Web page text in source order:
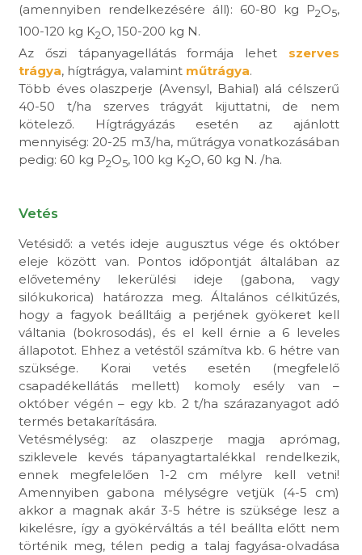
(amennyiben rendelkezésére áll): 60-80 kg P2O5,
100-120 kg K2O, 150-200 kg N.
Az őszi tápanyagellátás formája lehet szerves
trágya, hígtrágya, valamint műtrágya.
Több éves olaszperje (Avensyl, Bahial) alá célszerű
40-50 t/ha szerves trágyát kijuttatni, de nem
kötelező. Hígtrágyázás esetén az ajánlott
mennyiség: 20-25 m3/ha, műtrágya vonatkozásában
pedig: 60 kg P2O5, 100 kg K2O, 60 kg N. /ha.
Vetés
Vetésidő: a vetés ideje augusztus vége és október
eleje között van. Pontos időpontját általában az
elővetemény lekerülési ideje (gabona, vagy
silókukorica) határozza meg. Általános célkitűzés,
hogy a fagyok beálltáig a perjének gyökeret kell
váltania (bokrosodás), és el kell érnie a 6 leveles
állapotot. Ehhez a vetéstől számítva kb. 6 hétre van
szüksége. Korai vetés esetén (megfelelő
csapadékellátás mellett) komoly esély van –
október végén – egy kb. 2 t/ha szárazanyagot adó
termés betakarítására.
Vetésmélység: az olaszperje magja aprómag,
sziklevele kevés tápanyagtartalékkal rendelkezik,
ennek megfelelően 1-2 cm mélyre kell vetni!
Amennyiben gabona mélységre vetjük (4-5 cm)
akkor a magnak akár 3-5 hétre is szüksége lesz a
kikelésre, így a gyökérváltás a tél beállta előtt nem
történik meg, télen pedig a talaj fagyása-olvadása